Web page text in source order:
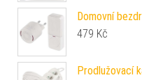
Domovní
479 Kč
Prodlužovací